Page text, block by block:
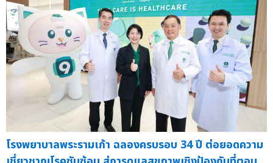
โรงพยาบาลพระรามเก้า ฉลองครบรอบ 34 ปี ต่อยอดความ